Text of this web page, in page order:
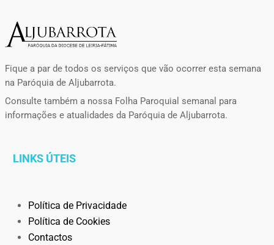
Fique a par de todos os serviços que vão ocorrer esta semana
na Paróquia de Aljubarrota.
Consulte também a nossa Folha Paroquial semanal para
informações e atualidades da Paróquia de Aljubarrota.
LINKS ÚTEIS
Política de Privacidade
Política de Cookies
Contactos